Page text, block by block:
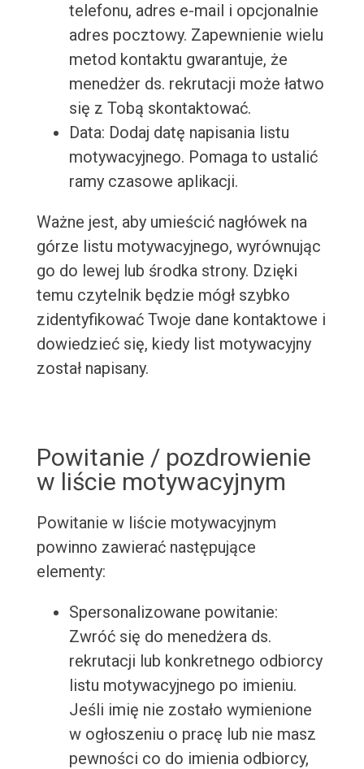
telefonu, adres e-mail i opcjonalnie
adres pocztowy. Zapewnienie wielu
metod kontaktu gwarantuje, że
menedżer ds. rekrutacji może łatwo
się z Tobą skontaktować.
Data: Dodaj datę napisania listu
motywacyjnego. Pomaga to ustalić
ramy czasowe aplikacji.
Ważne jest, aby umieścić nagłówek na
górze listu motywacyjnego, wyrównując
go do lewej lub środka strony. Dzięki
temu czytelnik będzie mógł szybko
zidentyfikować Twoje dane kontaktowe i
dowiedzieć się, kiedy list motywacyjny
został napisany.
Powitanie / pozdrowienie
w liście motywacyjnym
Powitanie w liście motywacyjnym
powinno zawierać następujące
elementy:
Spersonalizowane powitanie:
Zwróć się do menedżera ds.
rekrutacji lub konkretnego odbiorcy
listu motywacyjnego po imieniu.
Jeśli imię nie zostało wymienione
w ogłoszeniu o pracę lub nie masz
pewności co do imienia odbiorcy,